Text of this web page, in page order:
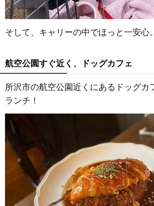
そして、キャリーの中でほっと一安心
航空公園すぐ近く、ドッグカフェ
所沢市の航空公園近くにあるドッグカ
ランチ！